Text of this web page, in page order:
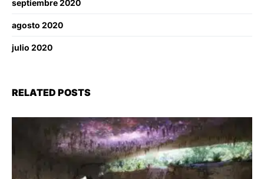
septiembre 2020
agosto 2020
julio 2020
RELATED POSTS